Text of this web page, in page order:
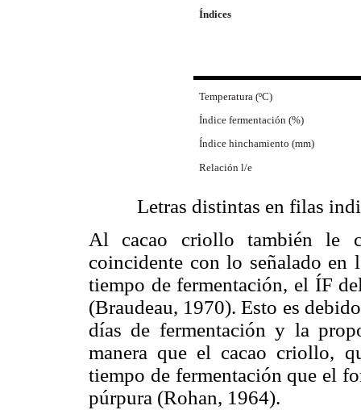
Índices
Temperatura (ºC)
Índice fermentación (%)
Índice hinchamiento (mm)
Relación l/e
Letras distintas en filas
Al cacao criollo también le
coincidente con lo señalado en
tiempo de fermentación, el ÍF
(Braudeau, 1970). Esto es
días de fermentación y la
manera que el cacao criollo,
tiempo de fermentación que el
púrpura (Rohan, 1964).